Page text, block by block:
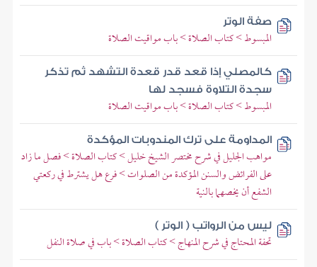
صفة الوتر
المبسوط > كتاب الصلاة > باب مواقيت الصلاة
كالمصلي إذا قعد قدر قعدة التشهد ثم تذكر
سجدة التلاوة فسجد لها
المبسوط > كتاب الصلاة > باب مواقيت الصلاة
المداومة على ترك المندوبات المؤكدة
مواهب الجليل في شرح مختصر الشيخ خليل > كتاب الصلاة > فصل ما زاد
على الفرائض والسنن المؤكدة من الصلوات > فرع هل يشترط في ركعتي
الشفع أن يخصهما بالنية
ليس من الرواتب ( الوتر )
تحفة المحتاج في شرح المنهاج > كتاب الصلاة > باب في صلاة النفل